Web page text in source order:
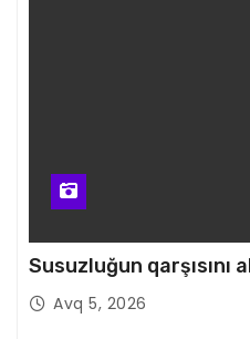
Susuzluğun qarşısını
Avq 5, 2026